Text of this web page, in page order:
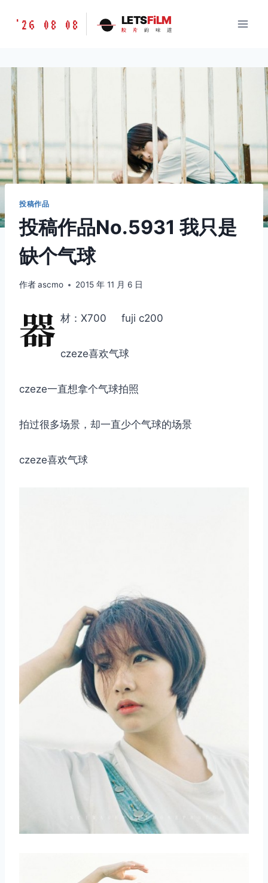
胶
味
道
LETSFILM
'26 08 08 LETSFiLM
胶 片 的 味 道
投稿作品
投稿作品No.5931 我只是
缺个气球
作者ascmo 2015 年 11 月 6 日
器 材：X700 fuji c200
czeze喜欢气球
czeze一直想拿个气球拍照
拍过很多场景，却一直少个气球的场景
czeze喜欢气球